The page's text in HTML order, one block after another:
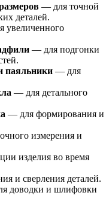
— для точной
деталей.
увеличенного
— для подгонки
паяльники — для
— для детального
— для формирования и
измерения и
изделия во время
и сверления деталей.
доводки и шлифовки